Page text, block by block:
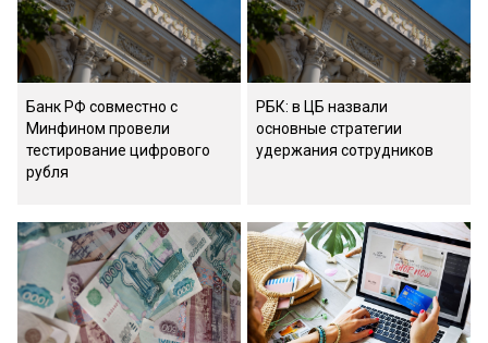
Банк РФ совместно с
Минфином провели
тестирование цифрового
рубля
РБК: в ЦБ назвали
основные стратегии
удержания сотрудников